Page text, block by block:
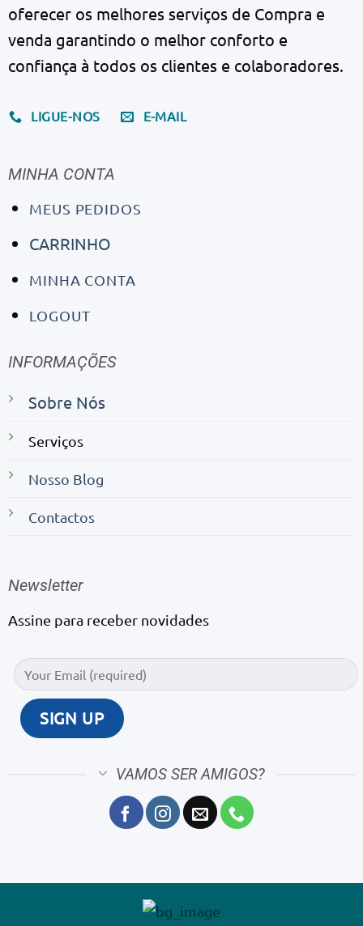
oferecer os melhores serviços de Compra e
venda garantindo o melhor conforto e
confiança à todos os clientes e colaboradores.
LIGUE-NOS E-MAIL
MINHA CONTA
MEUS PEDIDOS
CARRINHO
MINHA CONTA
LOGOUT
INFORMAÇÕES
Sobre Nós
Serviços
Nosso Blog
Contactos
Newsletter
Assine para receber novidades
VAMOS SER AMIGOS?